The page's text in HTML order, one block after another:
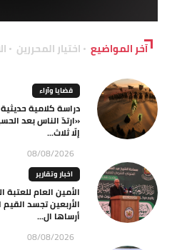
آخر المواضيع اختيار المحررين
قضايا وآراء
دراسة كلامية
«ارتدّ الناس بعد
إلّا ثلاث...
08/08/2026
اخبار وتقارير
الأمين العام للعتبة
الأربعين تجسد القيم
أرساها ال...
08/08/2026